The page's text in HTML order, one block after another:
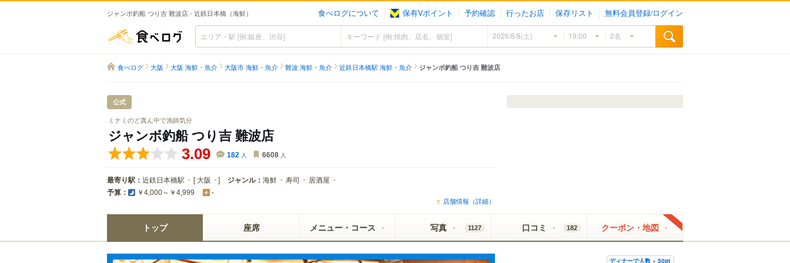
ジャンボ釣船 つり吉 難波店 - 近鉄日本橋（海鮮） 食べログについて 保有Vポイント 予約確認 行ったお店 保存リスト 無料会員登録/ログイン
食べログ
食べログ 大阪 大阪 海鮮・魚介 大阪市 海鮮・魚介 難波 海鮮・魚介 近鉄日本橋駅 海鮮・魚介 ジャンボ釣船 つり吉 難波店
公式
ミナミのど真ん中で漁師気分
ジャンボ釣船 つり吉 難波店
3.09 182 人 6608 人
最寄り駅： 近鉄日本橋駅 [ 大阪 ] ジャンル： 海鮮 寿司 居酒屋
予算： ￥4,000～￥4,999 -
店舗情報（詳細）
トップ 座席 メニュー・コース 写真 1127 口コミ 182 クーポン・地図
ディナーで人数 × 50pt